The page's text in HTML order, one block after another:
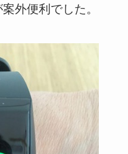
外便利でした。